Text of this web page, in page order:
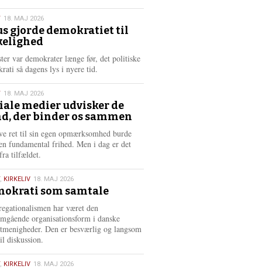
e
e
18. MAJ 2026
gjorde demokratiet til
var demokrater længe før, det politiske
så dagens lys i nyere tid.
18. MAJ 2026
medier udvisker de
der binder os sammen
ret til sin egen opmærksomhed burde
fundamental frihed. Men i dag er det
tilfældet.
, KIRKELIV 18. MAJ 2026
som samtale
har været den
organisationsform i danske
Den er besværlig og langsom
diskussion.
, KIRKELIV 18. MAJ 2026